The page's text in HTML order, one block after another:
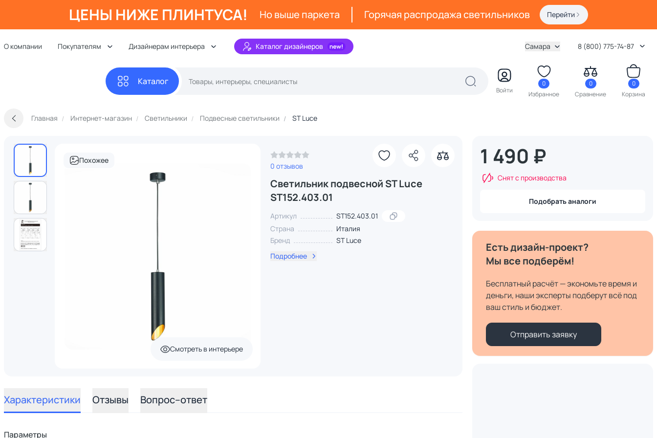
ЦЕНЫ НИЖЕ ПЛИНТУСА! Но выше паркета Горячая распродажа светильников Перейти
О компании Покупателям Дизайнерам интерьера Каталог дизайнеров Самара 8 (800) 775-74-87
Каталог
Войти
0
Избранное
0
Сравнение
0
Корзина
Главная Интернет-магазин Светильники Подвесные светильники ST Luce
Похожее
Смотреть в интерьере
0 отзывов
Светильник подвесной ST Luce
ST152.403.01
Артикул
ST152.403.01
Страна
Италия
Бренд
ST Luce
Подробнее
Характеристики Отзывы Вопрос–ответ
Параметры
Закрыть 1 490 ₽
Снят с производства
Подобрать аналоги
Есть дизайн-проект?
Мы все подберём!
Бесплатный расчёт — экономьте время и
деньги, наши эксперты подберут всё под
ваш стиль и бюджет.
Отправить заявку